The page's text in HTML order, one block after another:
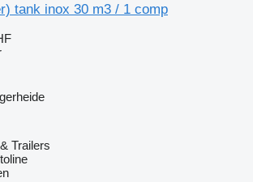
tank inox 30 m3 / 1 comp
Trailers